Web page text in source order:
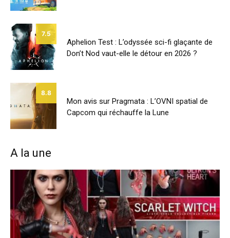
7.5
Aphelion Test : L’odyssée sci-fi glaçante de
Don’t Nod vaut-elle le détour en 2026 ?
8.8
Mon avis sur Pragmata : L’OVNI spatial de
Capcom qui réchauffe la Lune
A la une